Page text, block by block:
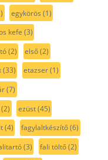
egykörös (1)
kefe (3)
(2) első(2)
(33) etazser(1)
(7)
(2) ezüst(45)
(4) fagylaltkészítő(6)
(3) fali töltő(2)